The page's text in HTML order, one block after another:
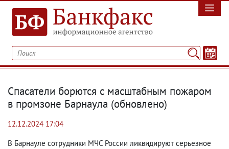
Спасатели борются с масштабным пожаром
в промзоне Барнаула (обновлено)
12.12.2024 17:04
В Барнауле сотрудники МЧС России ликвидируют серьезное